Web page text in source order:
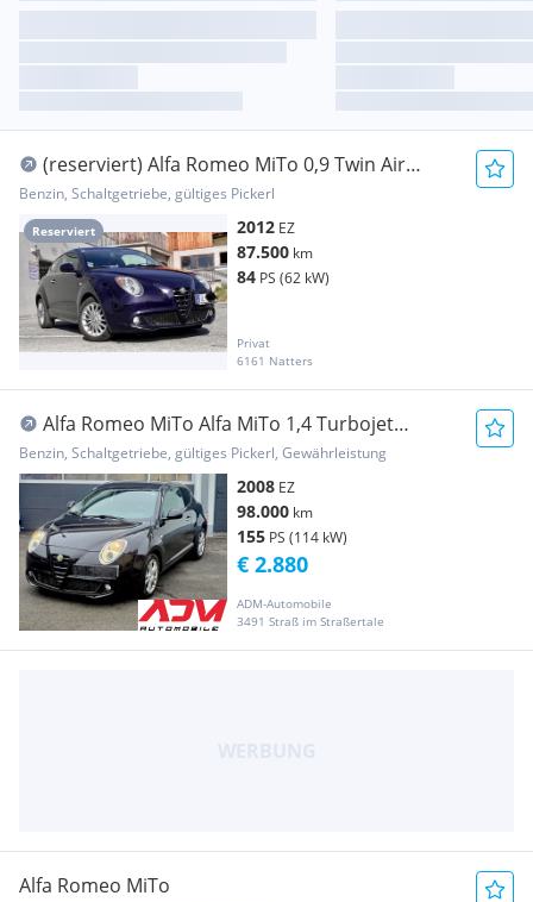
Reserviert
(reserviert) Alfa Romeo MiTo 0,9 Twin Air
Turbo
Benzin, Schaltgetriebe, gültiges Pickerl
2012 EZ
87.500 km
84 PS (62 kW)
Privat
6161 Natters
Alfa Romeo MiTo Alfa MiTo 1,4 Turbojet
Progression
Benzin, Schaltgetriebe, gültiges Pickerl, Gewährleistung
2008 EZ
98.000 km
155 PS (114 kW)
ADM-Automobile
3491 Straß im Straßertale
€ 2.880
Alfa Romeo MiTo